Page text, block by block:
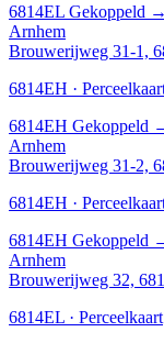
6814EL Gekoppeld →
Arnhem
Brouwerijweg 31-1,
6814EH ·
6814EH Gekoppeld
Arnhem
Brouwerijweg 31-2,
6814EH ·
6814EH Gekoppeld
Arnhem
Brouwerijweg 32,
6814EL · Perceelkaart